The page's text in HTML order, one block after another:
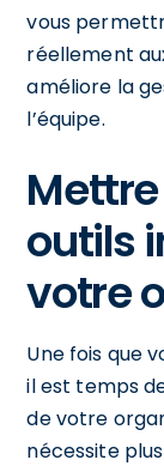
vous
réellement
améliore la
l’équipe.
outils
votre
Une fois que
il est temps
de votre
nécessite